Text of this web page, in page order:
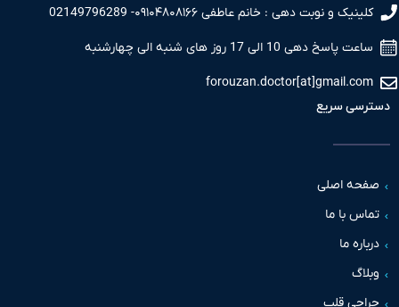
و نوبت دهی : خانم عاطفی ۰۹۱۰۴۸۰۸۱۶۶- 02149796289
دهی 10 الی 17 روز های شنبه الی چهارشنبه
سریع
اصلی
با ما
ما
قلب